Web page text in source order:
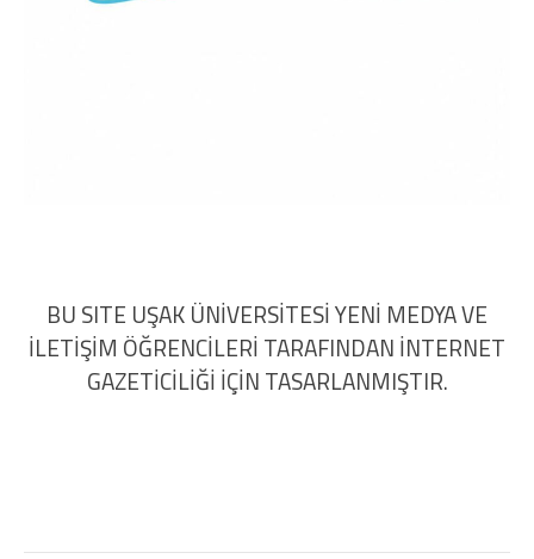
BU SITE UŞAK ÜNİVERSİTESİ YENİ MEDYA VE
İLETİŞİM ÖĞRENCİLERİ TARAFINDAN İNTERNET
GAZETİCİLİĞİ İÇİN TASARLANMIŞTIR.